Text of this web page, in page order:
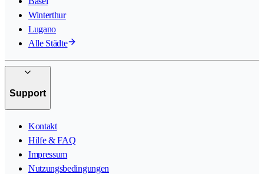
Winterthur
Lugano
Alle Städte
Support
Kontakt
Hilfe & FAQ
Impressum
Nutzungsbedingungen